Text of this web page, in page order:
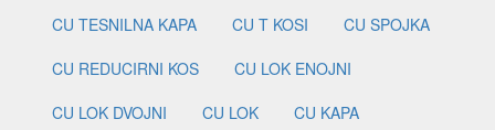
CU TESNILNA KAPA
CU T KOSI
CU SPOJKA
CU REDUCIRNI KOS
CU LOK ENOJNI
CU LOK DVOJNI
CU LOK
CU KAPA